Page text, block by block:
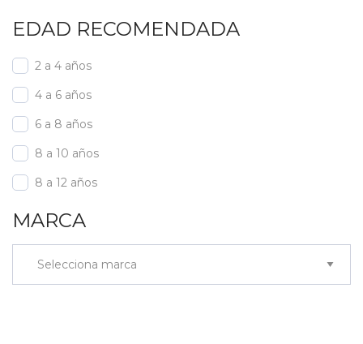
EDAD RECOMENDADA
2 a 4 años
4 a 6 años
6 a 8 años
8 a 10 años
8 a 12 años
MARCA